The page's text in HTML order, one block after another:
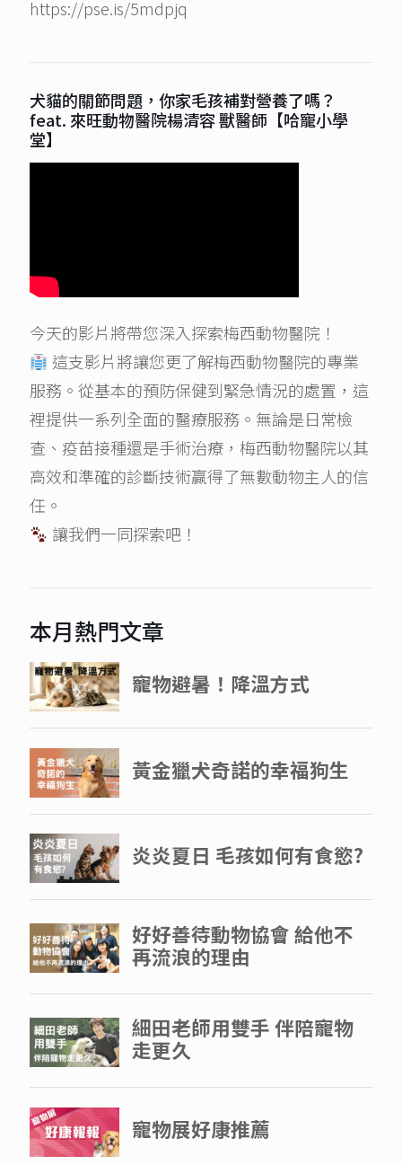
https://pse.is/5mdpjq
犬貓的關節問題，你家毛孩補對營養了嗎？
feat. 來旺動物醫院楊清容 獸醫師【哈寵小學
堂】
今天的影片將帶您深入探索梅西動物醫院！
這支影片將讓您更了解梅西動物醫院的專業
服務。從基本的預防保健到緊急情況的處置，這
裡提供一系列全面的醫療服務。無論是日常檢
查、疫苗接種還是手術治療，梅西動物醫院以其
高效和準確的診斷技術贏得了無數動物主人的信
任。
讓我們一同探索吧！
本月熱門文章